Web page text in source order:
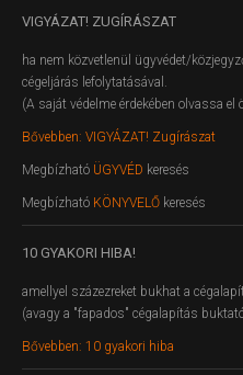
VIGYÁZAT! ZUGÍRÁSZAT
ha nem közvetlenül ügyvédet/
cégeljárás lefolytatásával.
(A saját védelme érdekében olvassa
Bővebben: VIGYÁZAT! Zugírászat
Megbízható ÜGYVÉD keresés
Megbízható KÖNYVELŐ keresés
10 GYAKORI HIBA!
amellyel százezreket bukhat a
(avagy a "fapados" cégalapítás
Bővebben: 10 gyakori hiba